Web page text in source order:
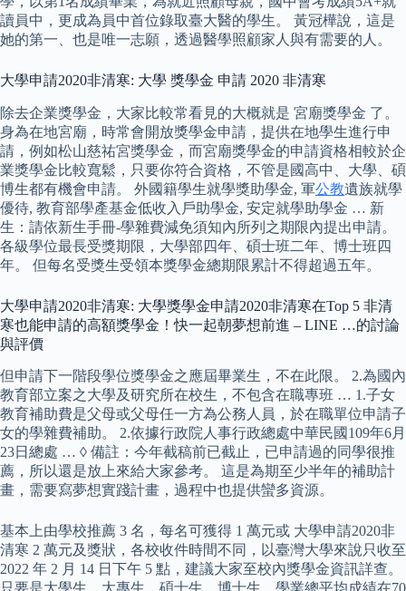
讀員中，更成為員中首位錄取臺大醫的學生。 黃冠樺說，這是
她的第一、也是唯一志願，透過醫學照顧家人與有需要的人。
大學申請2020非清寒: 大學 獎學金 申請 2020 非清寒
除去企業獎學金，大家比較常看見的大概就是 宮廟獎學金 了。
身為在地宮廟，時常會開放獎學金申請，提供在地學生進行申
請，例如松山慈祐宮獎學金，而宮廟獎學金的申請資格相較於企
業獎學金比較寬鬆，只要你符合資格，不管是國高中、大學、碩
博生都有機會申請。 外國籍學生就學獎助學金, 軍公教遺族就學
優待, 教育部學產基金低收入戶助學金, 安定就學助學金 … 新
生：請依新生手冊-學雜費減免須知內所列之期限內提出申請。
各級學位最長受獎期限，大學部四年、碩士班二年、博士班四
年。 但每名受獎生受領本獎學金總期限累計不得超過五年。
大學申請2020非清寒: 大學獎學金申請2020非清寒在Top 5 非清
寒也能申請的高額獎學金！快一起朝夢想前進 – LINE …的討論
與評價
但申請下一階段學位獎學金之應屆畢業生，不在此限。 2.為國內
教育部立案之大學及研究所在校生，不包含在職專班 … 1.子女
教育補助費是父母或父母任一方為公務人員，於在職單位申請子
女的學雜費補助。 2.依據行政院人事行政總處中華民國109年6月
23日總處 … ◊ 備註：今年截稿前已截止，已申請過的同學很推
薦，所以還是放上來給大家參考。 這是為期至少半年的補助計
畫，需要寫夢想實踐計畫，過程中也提供蠻多資源。
基本上由學校推薦 3 名，每名可獲得 1 萬元或 大學申請2020非
清寒 2 萬元及獎狀，各校收件時間不同，以臺灣大學來說只收至
2022 年 2 月 14 日下午 5 點，建議大家至校內獎學金資訊詳查。